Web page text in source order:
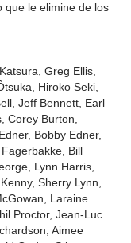
que le elimine de los
Greg Ellis,
Hiroko Seki,
Jeff Bennett, Earl
Corey Burton,
Bobby Edner,
Bill
Lynn Harris,
Sherry Lynn,
Laraine
Proctor, Jean-Luc
Aimee